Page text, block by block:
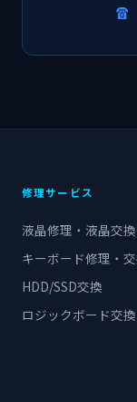
☎
修理サービス
液晶修理・液晶交換
キーボード修理・
HDD/SSD交換
ロジックボード交換